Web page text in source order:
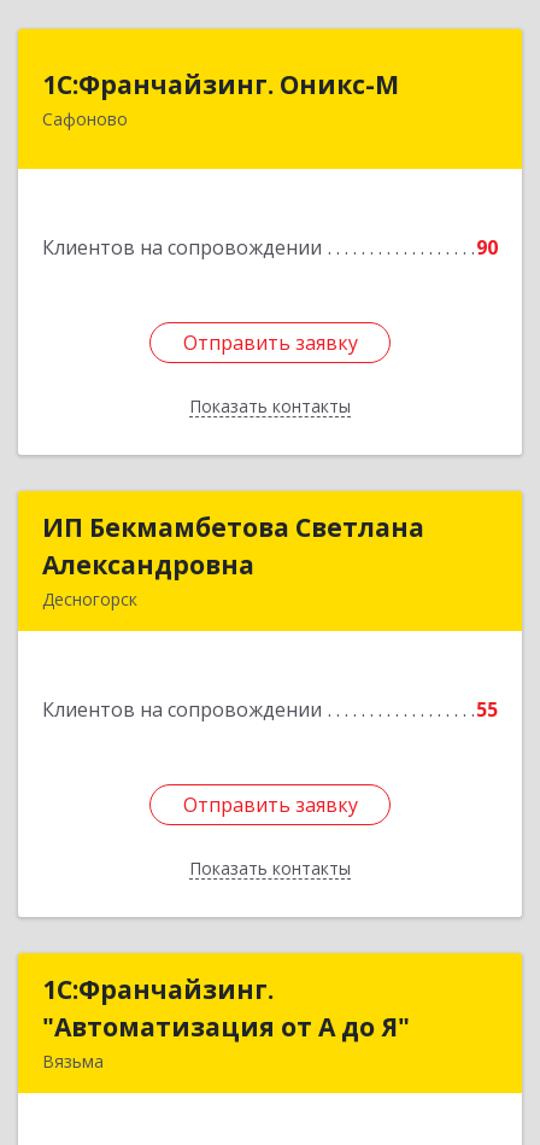
1С:Франчайзинг. Оникс-М
Сафоново
Клиентов на сопровождении 90
Отправить заявку
Показать контакты
1С:Франчайзинг. Оникс-М
215500, Смоленская обл, Сафоновский р-н,
Отправить заявку
Назад
ИП Бекмамбетова Светлана
Александровна
Десногорск
Клиентов на сопровождении 55
Отправить заявку
Показать контакты
ИП Бекмамбетова Светлана
Подробнее
Отправить заявку
Назад
1С:Франчайзинг.
"Автоматизация от А до Я"
Вязьма
1С:Франчайзинг.
"Автоматизация от А до Я"